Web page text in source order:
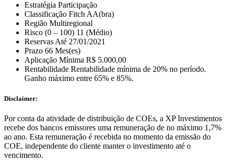
Estratégia Participação
Classificação Fitch AA(bra)
Região Multiregional
Risco (0 – 100) 11 (Médio)
Reservas Até 27/01/2021
Prazo 66 Mes(es)
Aplicação Mínima R$ 5.000,00
Rentabilidade Rentabilidade mínima de 20% no período.
Ganho máximo entre 65% e 85%.
Disclaimer:
Por conta da atividade de distribuição de COEs, a XP Investimentos
recebe dos bancos emissores uma remuneração de no máximo 1,7%
ao ano. Esta remuneração é recebida no momento da emissão do
COE, independente do cliente manter o investimento até o
vencimento.